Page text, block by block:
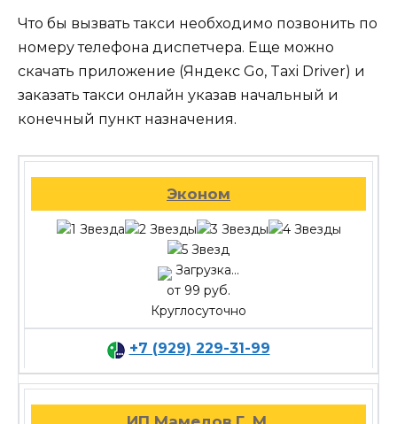
Что бы вызвать такси необходимо позвонить по
номеру телефона диспетчера. Еще можно
скачать приложение (Яндекс Go, Taxi Driver) и
заказать такси онлайн указав начальный и
конечный пункт назначения.
Эконом
Загрузка...
от 99 руб.
Круглосуточно
+7 (929) 229-31-99